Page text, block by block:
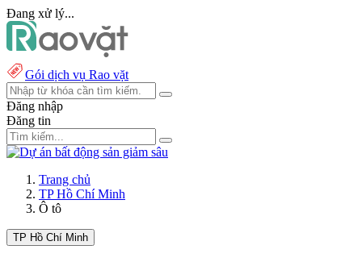
Đang xử lý...
Gói dịch vụ Rao vặt
Đăng nhập
Đăng tin
Trang chủ
TP Hồ Chí Minh
Ô tô
TP Hồ Chí Minh